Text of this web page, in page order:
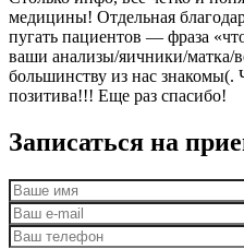
медицины! Отдельная
пугать пациентов — фраза
ваши анализы/яичники/матка/
большинству из нас
позитива!!! Еще раз спасибо!
Записаться на